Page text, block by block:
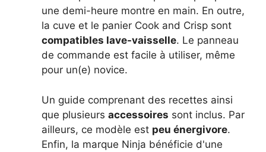
une demi-heure montre en main. En outre,
la cuve et le panier Cook and Crisp sont
compatibles lave-vaisselle. Le panneau
de commande est facile à utiliser, même
pour un(e) novice.
Un guide comprenant des recettes ainsi
que plusieurs accessoires sont inclus. Par
ailleurs, ce modèle est peu énergivore.
Enfin, la marque Ninja bénéficie d'une